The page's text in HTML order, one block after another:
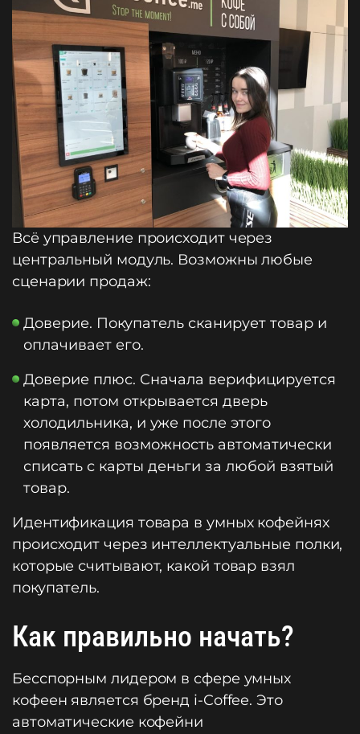
Всё управление происходит через
центральный модуль. Возможны любые
сценарии продаж:
Доверие. Покупатель сканирует товар и
оплачивает его.
Доверие плюс. Сначала верифицируется
карта, потом открывается дверь
холодильника, и уже после этого
появляется возможность автоматически
списать с карты деньги за любой взятый
товар.
Идентификация товара в умных кофейнях
происходит через интеллектуальные полки,
которые считывают, какой товар взял
покупатель.
Как правильно начать?
Бесспорным лидером в сфере умных
кофеен является бренд i-Coffee. Это
автоматические кофейни